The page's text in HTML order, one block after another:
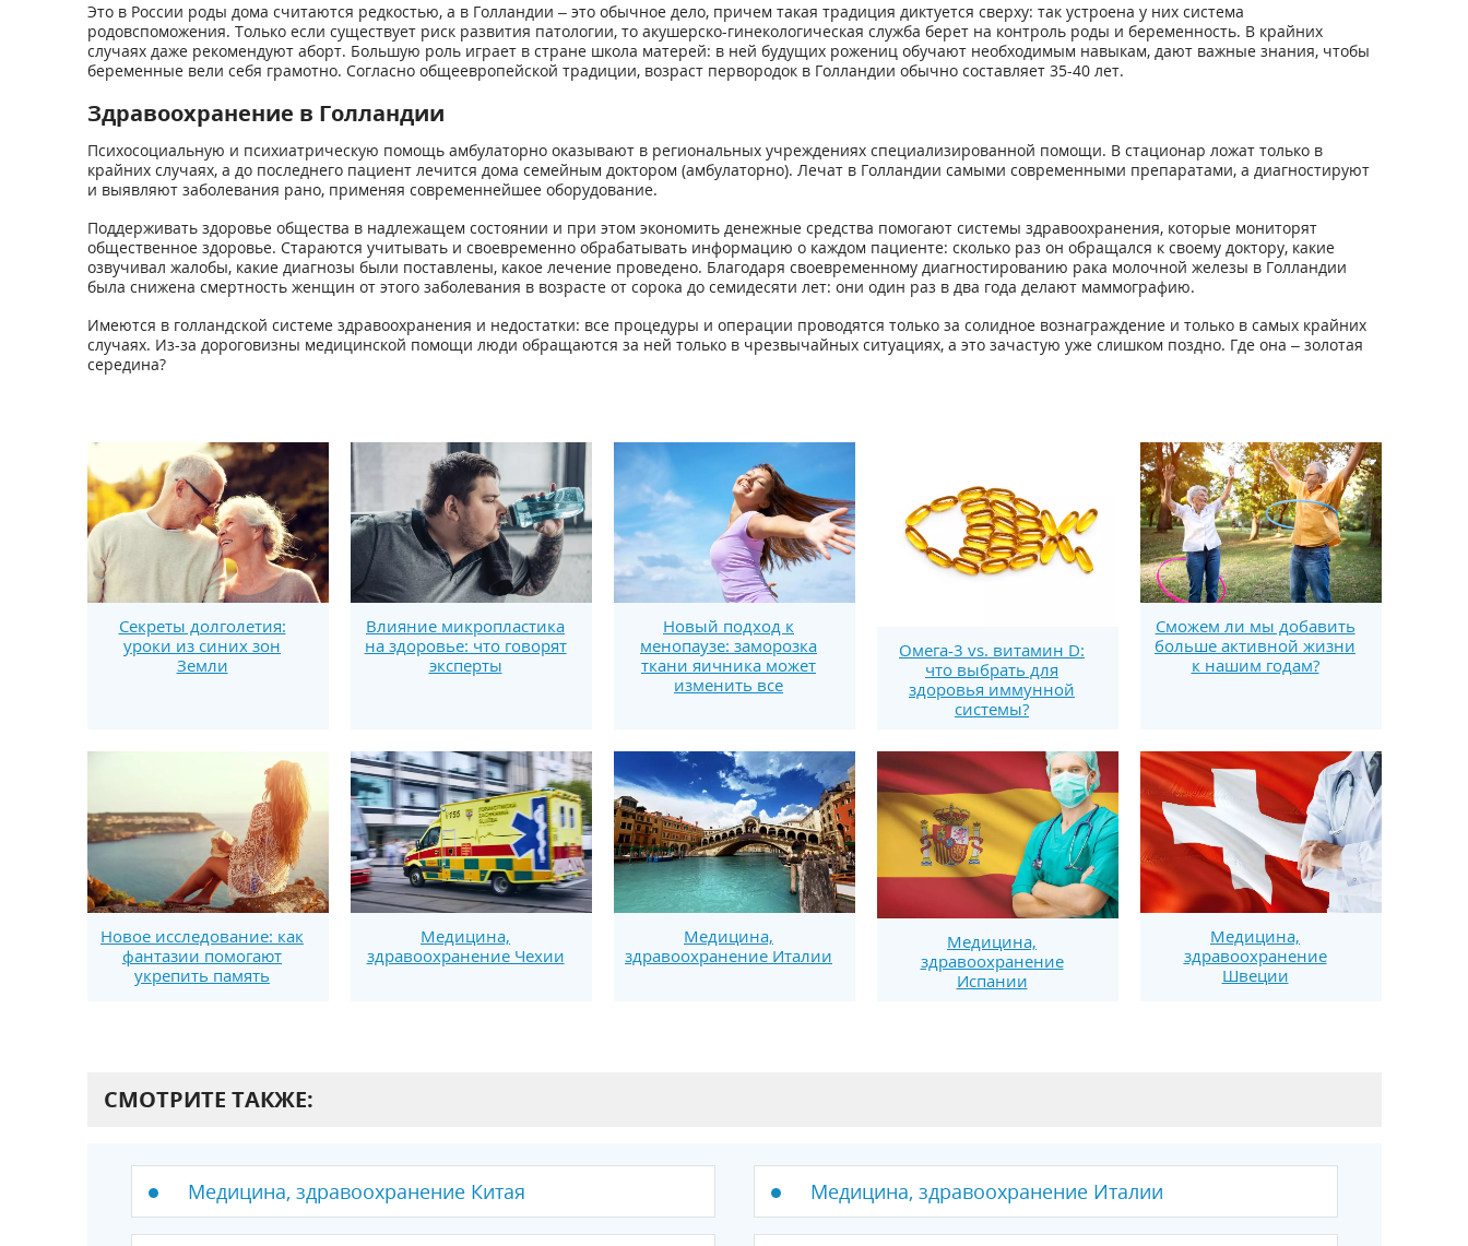
Это в России роды дома считаются редкостью, а в Голландии – это обычное дело, причем такая традиция диктуется сверху: так устроена у них система
родовспоможения. Только если существует риск развития патологии, то акушерско-гинекологическая служба берет на контроль роды и беременность. В крайних
случаях даже рекомендуют аборт. Большую роль играет в стране школа матерей: в ней будущих рожениц обучают необходимым навыкам, дают важные знания, чтобы
беременные вели себя грамотно. Согласно общеевропейской традиции, возраст первородок в Голландии обычно составляет 35-40 лет.
Здравоохранение в Голландии
Психосоциальную и психиатрическую помощь амбулаторно оказывают в региональных учреждениях специализированной помощи. В стационар ложат только в
крайних случаях, а до последнего пациент лечится дома семейным доктором (амбулаторно). Лечат в Голландии самыми современными препаратами, а диагностируют
и выявляют заболевания рано, применяя современнейшее оборудование.
Поддерживать здоровье общества в надлежащем состоянии и при этом экономить денежные средства помогают системы здравоохранения, которые мониторят
общественное здоровье. Стараются учитывать и своевременно обрабатывать информацию о каждом пациенте: сколько раз он обращался к своему доктору, какие
озвучивал жалобы, какие диагнозы были поставлены, какое лечение проведено. Благодаря своевременному диагностированию рака молочной железы в Голландии
была снижена смертность женщин от этого заболевания в возрасте от сорока до семидесяти лет: они один раз в два года делают маммографию.
Имеются в голландской системе здравоохранения и недостатки: все процедуры и операции проводятся только за солидное вознаграждение и только в самых крайних
случаях. Из-за дороговизны медицинской помощи люди обращаются за ней только в чрезвычайных ситуациях, а это зачастую уже слишком поздно. Где она – золотая
середина?
Секреты долголетия:
уроки из синих зон
Земли
Влияние микропластика
на здоровье: что говорят
эксперты
Новый подход к
менопаузе: заморозка
ткани яичника может
изменить все
Омега-3 vs. витамин D:
что выбрать для
здоровья иммунной
системы?
Сможем ли мы добавить
больше активной жизни
к нашим годам?
Новое исследование: как
фантазии помогают
укрепить память
Медицина,
здравоохранение Чехии
Медицина,
здравоохранение Италии
Медицина,
здравоохранение
Испании
Медицина,
здравоохранение
Швеции
СМОТРИТЕ ТАКЖЕ:
Медицина, здравоохранение Китая Медицина, здравоохранение Италии